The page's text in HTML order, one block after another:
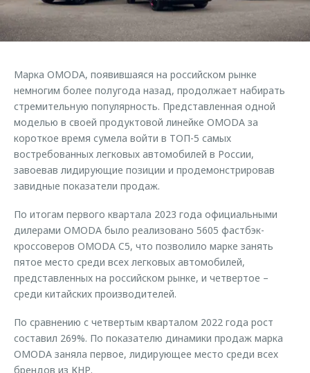
Страхование
Кредитный калькулятор
Одежда и сувениры
Оригинальные аксессуары
Запчасти
Трейд-ин
Калькулятор трейд-ин
Клиентская поддержка
O&J Автоклуб
Приложение O&J
Аксессуары
Одежда и сувениры
Оригинальные аксессуары
Запчасти
Обратная связь
Марка OMODA, появившаяся на российском рынке
немногим более полугода назад, продолжает набирать
стремительную популярность. Представленная одной
моделью в своей продуктовой линейке OMODA за
короткое время сумела войти в ТОП-5 самых
востребованных легковых автомобилей в России,
завоевав лидирующие позиции и продемонстрировав
завидные показатели продаж.
По итогам первого квартала 2023 года официальными
дилерами OMODA было реализовано 5605 фастбэк-
кроссоверов OMODA C5, что позволило марке занять
пятое место среди всех легковых автомобилей,
представленных на российском рынке, и четвертое –
среди китайских производителей.
По сравнению с четвертым кварталом 2022 года рост
составил 269%. По показателю динамики продаж марка
OMODA заняла первое, лидирующее место среди всех
брендов из КНР.